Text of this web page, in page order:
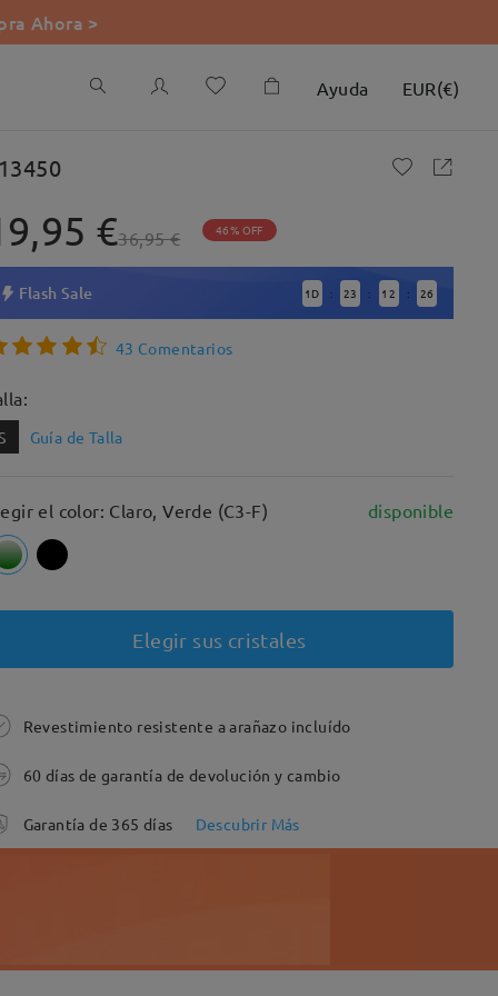
Ahora >
Ayuda EUR(€)
€36,95 € 46% OFF
Flash Sale 1 D : 23 : 12 : 25
43 Comentarios
Guía de Talla
el color: Claro, Verde (C3-F) disponible
Elegir sus cristales
Revestimiento resistente a arañazo incluído
60 días de garantía de devolución y cambio
Garantía de 365 días Descubrir Más